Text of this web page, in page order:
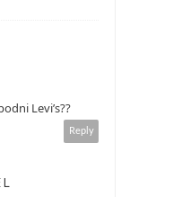
Levi’s??
Reply